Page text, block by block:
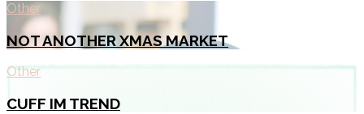
Other
NOT ANOTHER XMAS MARKET
Other
CUFF IM TREND